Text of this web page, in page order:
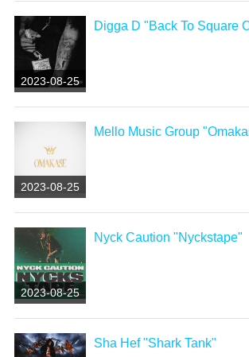
2023-08-25
Digga D "Back To Square
2023-08-25
Mello Music Group
2023-08-25
Nyck Caution "Nyckstape"
Sha Hef "Shark Tank"